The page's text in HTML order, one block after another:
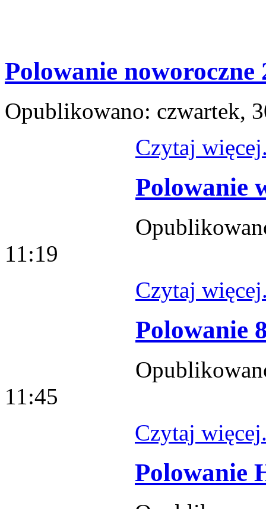
Polowanie noworoczne
Opublikowano: czwartek,
Czytaj
Polowanie
11:19
Czytaj
Polowanie
11:45
Czytaj
Polowanie